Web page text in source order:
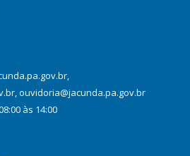
ouvidoria@jacunda.pa.gov.br
às 14:00